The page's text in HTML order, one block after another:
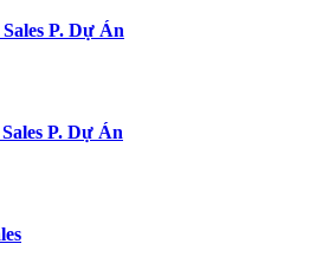
P. Dự Án
P. Dự Án